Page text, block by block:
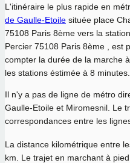
L'itinéraire le plus rapide en
de Gaulle-Etoile située place
75108 Paris 8ème vers la station
Percier 75108 Paris 8ème , est
compter la durée de la marche
les stations éstimée à 8 minutes.
Il n'y a pas de ligne de métro
Gaulle-Etoile et Miromesnil. Le
correspondances entre les
La distance kilométrique entre
km . Le trajet en marchant à